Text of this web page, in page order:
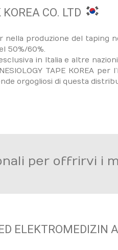
CO. LTD
nella produzione del taping
50%/60%.
in Italia e altre
TAPE KOREA
orgogliosi di questa
per offrirvi i
ELEKTROMEDIZIN